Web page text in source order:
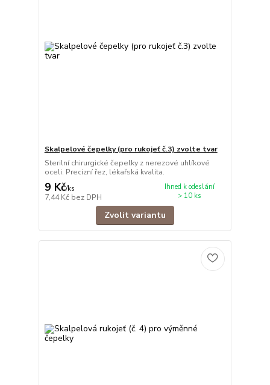
Skalpelové čepelky (pro rukojeť č.3) zvolte tvar
Sterilní chirurgické čepelky z nerezové uhlíkové
oceli. Precizní řez, lékařská kvalita.
9 Kč/ks
7,44 Kč bez DPH
Ihned k odeslání
> 10 ks
Zvolit variantu